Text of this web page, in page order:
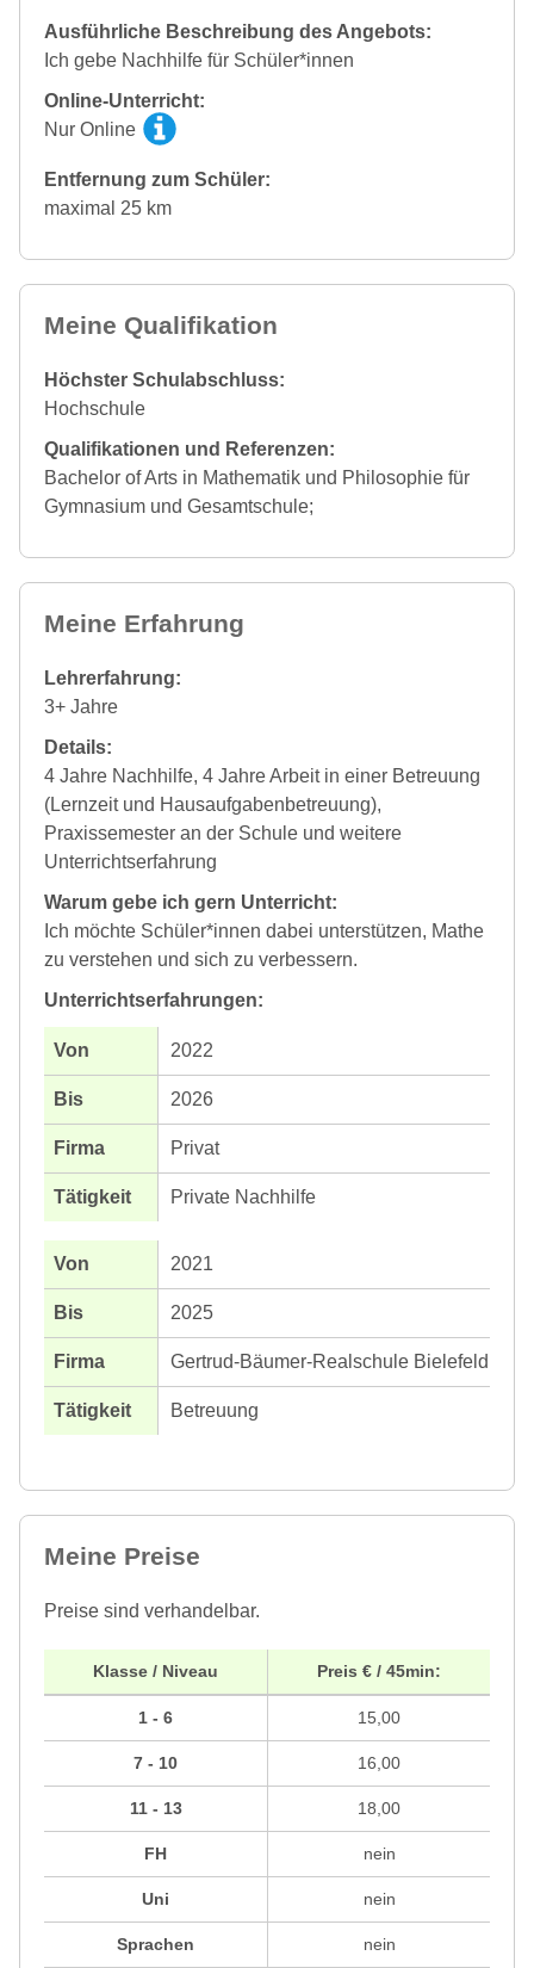
Ausführliche Beschreibung des Angebots:
Ich gebe Nachhilfe für Schüler*innen
Online-Unterricht:
Nur Online
Entfernung zum Schüler:
maximal 25 km
Meine Qualifikation
Höchster Schulabschluss:
Hochschule
Qualifikationen und Referenzen:
Bachelor of Arts in Mathematik und Philosophie für
Gymnasium und Gesamtschule;
Meine Erfahrung
Lehrerfahrung:
3+ Jahre
Details:
4 Jahre Nachhilfe, 4 Jahre Arbeit in einer Betreuung
(Lernzeit und Hausaufgabenbetreuung),
Praxissemester an der Schule und weitere
Unterrichtserfahrung
Warum gebe ich gern Unterricht:
Ich möchte Schüler*innen dabei unterstützen, Mathe
zu verstehen und sich zu verbessern.
Unterrichtserfahrungen:
2022
2026
Privat
Private Nachhilfe
2021
2025
Gertrud-Bäumer-Realschule Bielefeld
Betreuung
Meine Preise
Preise sind verhandelbar.
Klasse / Niveau
1 - 6
7 - 10
11 - 13
FH
Uni
Sprachen
Preis € / 45min:
15,00
16,00
18,00
nein
nein
nein